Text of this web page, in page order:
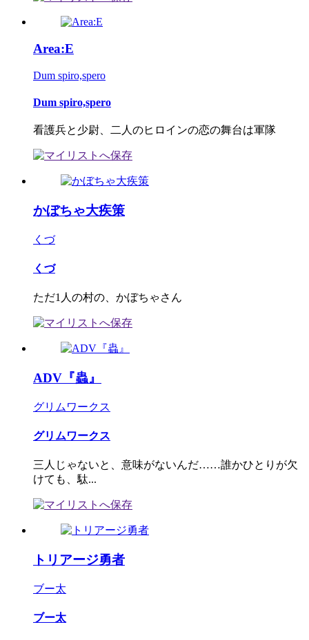
Area:E
Dum spiro,spero
Dum spiro,spero
看護兵と少尉、二人のヒロインの恋の舞台は軍隊
かぼちゃ大疾策
くづ
くづ
ただ1人の村の、かぼちゃさん
ADV『蟲』
グリムワークス
グリムワークス
三人じゃないと、意味がないんだ……誰かひとりが欠
けても、駄...
トリアージ勇者
ブー太
ブー太